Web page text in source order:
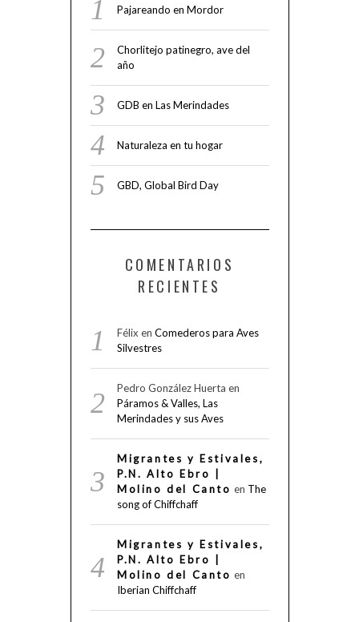
Pajareando en Mordor
Chorlitejo patinegro, ave del
año
GDB en Las Merindades
Naturaleza en tu hogar
GBD, Global Bird Day
COMENTARIOS
RECIENTES
Félix en Comederos para Aves
Silvestres
Pedro González Huerta en
Páramos & Valles, Las
Merindades y sus Aves
Migrantes y Estivales,
P.N. Alto Ebro |
Molino del Canto en The
song of Chiffchaff
Migrantes y Estivales,
P.N. Alto Ebro |
Molino del Canto en
Iberian Chiffchaff